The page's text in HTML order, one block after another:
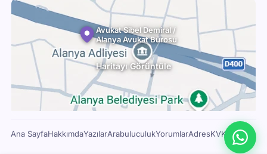
Avukat Sibel Demiral /
Alanya Avukat Bürosu
Haritayı Görüntüle
Ana SayfaHakkımdaYazılarArabuluculukYorumlarAdresKVKK